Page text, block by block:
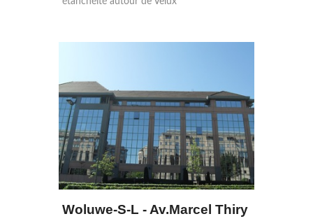
Woluwe-S-L - Av.Marcel Thiry